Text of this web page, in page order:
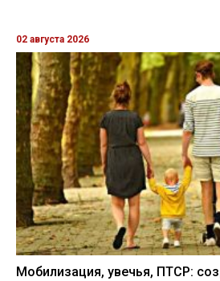
02 августа 2026
Мобилизация, увечья, ПТСР: